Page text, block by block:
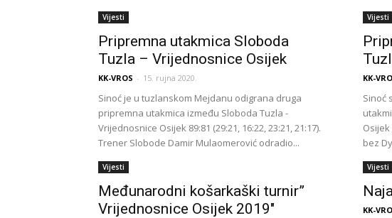
Vijesti
Pripremna utakmica Sloboda
Tuzla – Vrijednosnice Osijek
KK-VROS - 15. rujna 2020.
Sinoć je u tuzlanskom Mejdanu odigrana druga
pripremna utakmica između Sloboda Tuzla -
Vrijednosnice Osijek 89:81 (29:21, 16:22, 23:21, 21:17).
Trener Slobode Damir Mulaomerović odradio...
Vijesti
KK-
Sinoć
bez
Vijesti
Međunarodni košarkaški turnir”
Vrijednosnice Osijek 2019″
Vijesti
KK-